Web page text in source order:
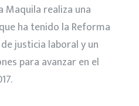
Maquila realiza una
ha tenido la Reforma
justicia laboral y un
para avanzar en el